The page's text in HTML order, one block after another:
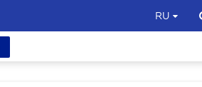
RU